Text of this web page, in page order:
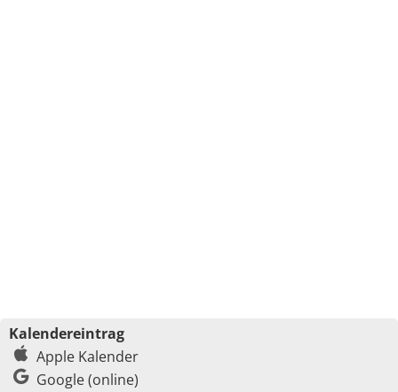
Kalendereintrag
Apple Kalender
Google (online)